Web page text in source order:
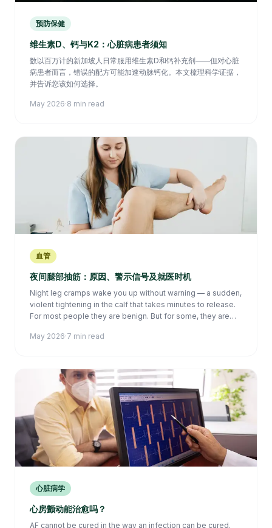
预防保健
维生素D、钙与K2：心脏病患者须知
数以百万计的新加坡人日常服用维生素D和钙补充剂——但对心脏
病患者而言，错误的配方可能加速动脉钙化。本文梳理科学证据，
并告诉您该如何选择。
May 2026·8 min read
血管
夜间腿部抽筋：原因、警示信号及就医时机
Night leg cramps wake you up without warning — a sudden,
violent tightening in the calf that takes minutes to release.
For most people they are benign. But for some, they are
deserves proper investigation.
May 2026·7 min read
心脏病学
心房颤动能治愈吗？
AF cannot be cured in the way an infection can be cured.